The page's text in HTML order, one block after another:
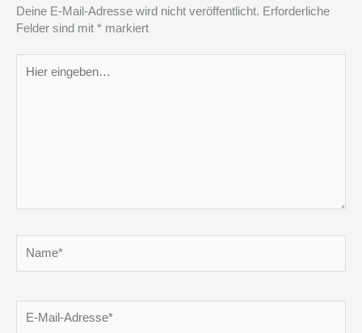
Deine E-Mail-Adresse wird nicht veröffentlicht. Erforderliche
Felder sind mit * markiert
eingeben…
Mail-